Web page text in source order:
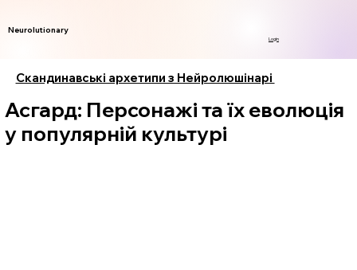
Neurolutionary
Login
Скандинавські архетипи з Нейролюшінарі
Асгард: Персонажі та їх еволюція
у популярній культурі